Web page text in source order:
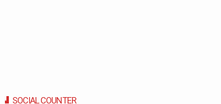
SOCIAL COUNTER